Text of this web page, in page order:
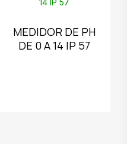
MEDIDOR DE PH
DE 0 A 14 IP 57